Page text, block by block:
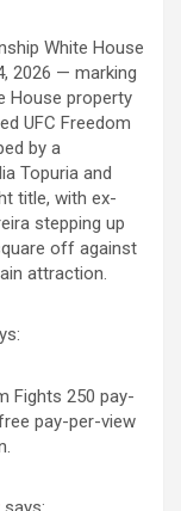
White House
2026 — marking
House property
UFC Freedom
by a
Topuria and
title, with ex-
stepping up
off against
attraction.
Fights 250 pay-
pay-per-view